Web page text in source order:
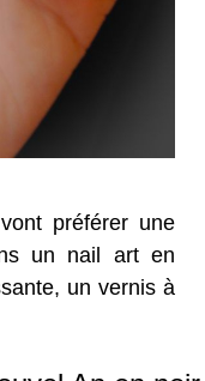
préférer une
un nail art en
un vernis à